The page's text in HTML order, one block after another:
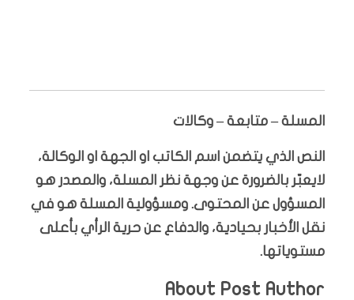
المسلة – متابعة – وكالات
النص الذي يتضمن اسم الكاتب او الجهة او الوكالة،
لايعبّر بالضرورة عن وجهة نظر المسلة، والمصدر هو
المسؤول عن المحتوى. ومسؤولية المسلة هو في
نقل الأخبار بحيادية، والدفاع عن حرية الرأي بأعلى
مستوياتها.
About Post Author